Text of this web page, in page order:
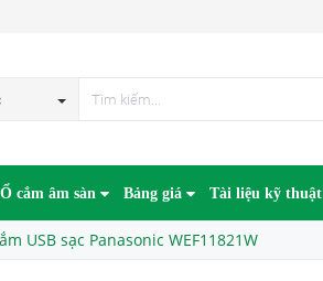
Ổ cắm âm sàn Bảng giá Tài liệu kỹ thuật
USB sạc Panasonic WEF11821W